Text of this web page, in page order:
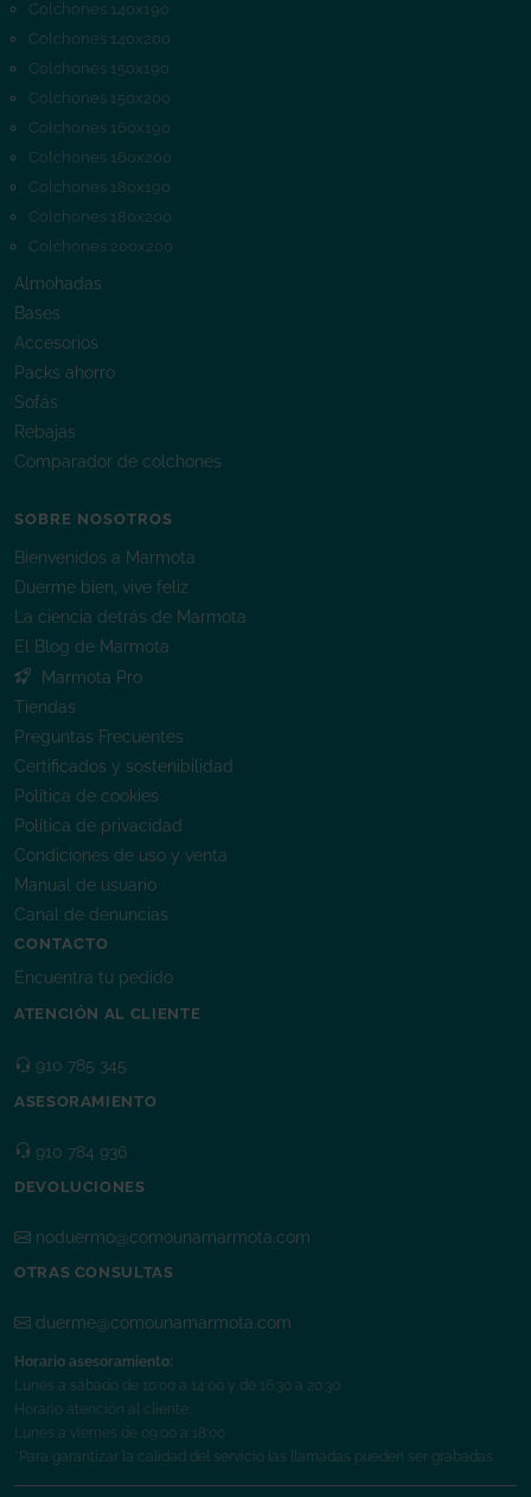
Colchones 140x190
Colchones 140x200
Colchones 150x190
Colchones 150x200
Colchones 160x190
Colchones 160x200
Colchones 180x190
Colchones 180x200
Colchones 200x200
Almohadas
Bases
Accesorios
Packs ahorro
Sofás
Rebajas
Comparador de colchones
SOBRE NOSOTROS
Bienvenidos a Marmota
Duerme bien, vive feliz
La ciencia detrás de Marmota
El Blog de Marmota
Marmota Pro
Tiendas
Preguntas Frecuentes
Certificados y sostenibilidad
Política de cookies
Política de privacidad
Condiciones de uso y venta
Manual de usuario
Canal de denuncias
CONTACTO
Encuentra tu pedido
ATENCIÓN AL CLIENTE
910 785 345
ASESORAMIENTO
910 784 936
DEVOLUCIONES
noduermo@comounamarmota.com
OTRAS CONSULTAS
duerme@comounamarmota.com
Horario asesoramiento:
Lunes a sábado de 10:00 a 14:00 y de 16:30 a 20:30
Horario atención al cliente:
Lunes a viernes de 09:00 a 18:00
*Para garantizar la calidad del servicio las llamadas pueden ser grabadas.